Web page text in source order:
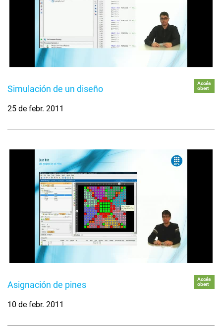
Simulación de un diseño
Accés
obert
25 de febr. 2011
Asignación de pines
Accés
obert
10 de febr. 2011